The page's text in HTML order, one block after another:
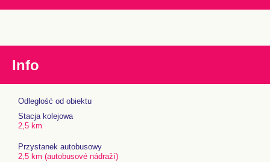
Info
Odległość od obiektu
Stacja kolejowa
2,5 km
Przystanek autobusowy
2,5 km (autobusové nádraží)